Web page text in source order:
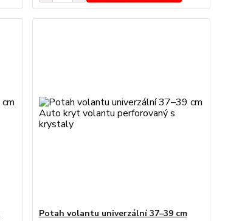
Potah volantu univerzální 37–39 cm